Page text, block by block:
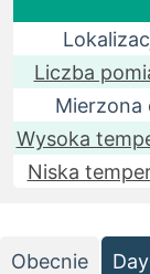
Liczba
Mierzona
Wysoka
Niska
Obecnie